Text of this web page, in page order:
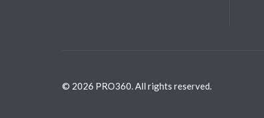
© 2026 PRO360. All rights reserved.